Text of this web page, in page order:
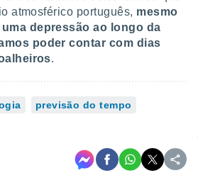
atmosférico português, mesmo
depressão ao longo da
poder contar com dias
.
previsão do tempo